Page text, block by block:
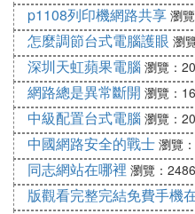
p1108列印機網路共享 瀏
怎麼調節台式電腦護眼 瀏
深圳天虹蘋果電腦 瀏覽：
網路總是異常斷開 瀏覽：
中級配置台式電腦 瀏覽：
中國網路安全的戰士 瀏覽
同志網站在哪裡 瀏覽：2486
版觀看完整完結免費手機